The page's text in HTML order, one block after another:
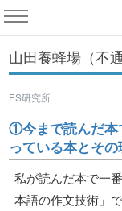
山田養蜂場（不
ES研究所
①今まで読んだ本
っている本とその
私が読んだ本で一
本語の作文技術」